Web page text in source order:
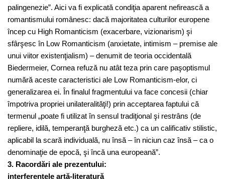
palingenezie”. Aici va fi explicată condiţia aparent nefirească a
romantismului românesc: dacă majoritatea culturilor europene
încep cu High Romanticism (exacerbare, vizionarism) şi
sfârşesc în Low Romanticism (anxietate, intimism – premise ale
unui viitor existenţialism) – denumit de teoria occidentală
Biedermeier, Cornea refuză nu atât teza prin care paşoptismul
numără aceste caracteristici ale Low Romanticism-elor, ci
generalizarea ei. În finalul fragmentului va face concesii (chiar
împotriva propriei unilateralităţi!) prin acceptarea faptului că
termenul „poate fi utilizat în sensul tradiţional şi restrâns (de
repliere, idilă, temperanţă burgheză etc.) ca un calificativ stilistic,
aplicabil la scară individuală, nu însă – în niciun caz însă – ca o
denominaţie de epocă, şi încă una europeană”.
3. Racordări ale prezentului:
interferenţele artă-literatură